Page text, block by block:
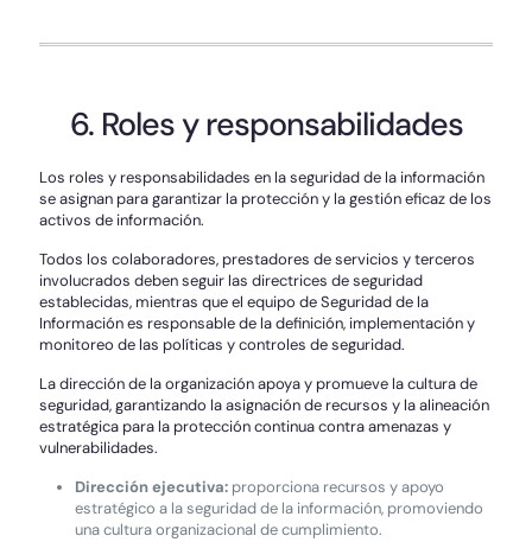
6. Roles y responsabilidades
Los roles y responsabilidades en la seguridad de la información
se asignan para garantizar la protección y la gestión eficaz de los
activos de información.
Todos los colaboradores, prestadores de servicios y terceros
involucrados deben seguir las directrices de seguridad
establecidas, mientras que el equipo de Seguridad de la
Información es responsable de la definición, implementación y
monitoreo de las políticas y controles de seguridad.
La dirección de la organización apoya y promueve la cultura de
seguridad, garantizando la asignación de recursos y la alineación
estratégica para la protección continua contra amenazas y
vulnerabilidades.
Dirección ejecutiva: proporciona recursos y apoyo
estratégico a la seguridad de la información, promoviendo
una cultura organizacional de cumplimiento.